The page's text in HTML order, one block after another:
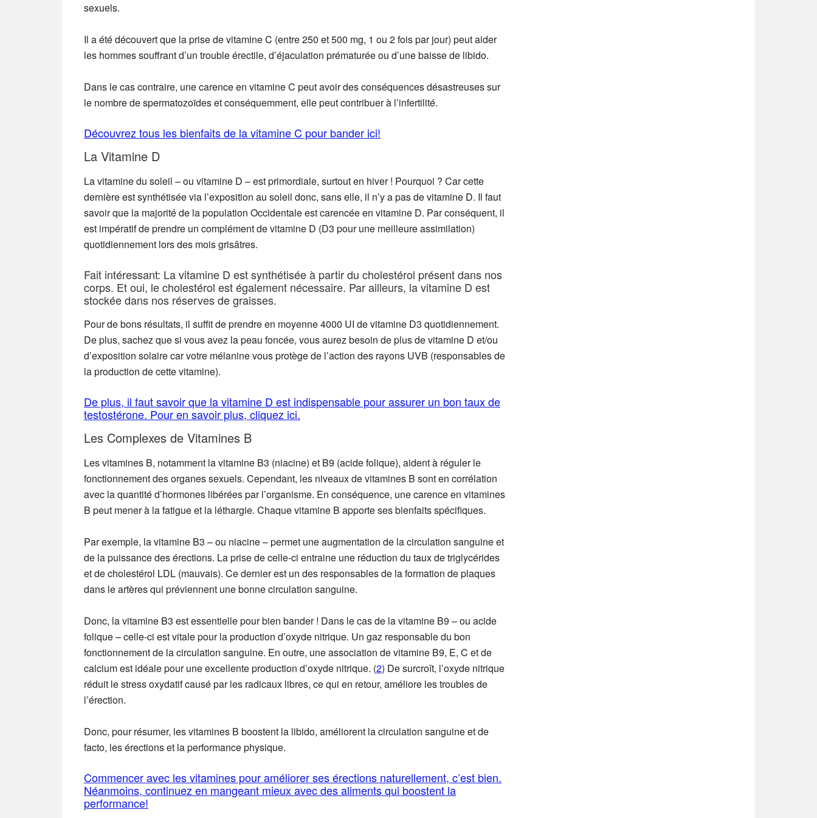
sexuels.
Il a été découvert que la prise de vitamine C (entre 250 et 500 mg, 1 ou 2 fois par jour) peut aider
les hommes souffrant d’un trouble érectile, d’éjaculation prématurée ou d’une baisse de libido.
Dans le cas contraire, une carence en vitamine C peut avoir des conséquences désastreuses sur
le nombre de spermatozoïdes et conséquemment, elle peut contribuer à l’infertilité.
Découvrez tous les bienfaits de la vitamine C pour bander ici!
La Vitamine D
La vitamine du soleil – ou vitamine D – est primordiale, surtout en hiver ! Pourquoi ? Car cette
dernière est synthétisée via l’exposition au soleil donc, sans elle, il n’y a pas de vitamine D. Il faut
savoir que la majorité de la population Occidentale est carencée en vitamine D. Par conséquent, il
est impératif de prendre un complément de vitamine D (D3 pour une meilleure assimilation)
quotidiennement lors des mois grisâtres.
Fait intéressant: La vitamine D est synthétisée à partir du cholestérol présent dans nos
corps. Et oui, le cholestérol est également nécessaire. Par ailleurs, la vitamine D est
stockée dans nos réserves de graisses.
Pour de bons résultats, il suffit de prendre en moyenne 4000 UI de vitamine D3 quotidiennement.
De plus, sachez que si vous avez la peau foncée, vous aurez besoin de plus de vitamine D et/ou
d’exposition solaire car votre mélanine vous protège de l’action des rayons UVB (responsables de
la production de cette vitamine).
De plus, il faut savoir que la vitamine D est indispensable pour assurer un bon taux de
testostérone. Pour en savoir plus, cliquez ici.
Les Complexes de Vitamines B
Les vitamines B, notamment la vitamine B3 (niacine) et B9 (acide folique), aident à réguler le
fonctionnement des organes sexuels. Cependant, les niveaux de vitamines B sont en corrélation
avec la quantité d’hormones libérées par l’organisme. En conséquence, une carence en vitamines
B peut mener à la fatigue et la léthargie. Chaque vitamine B apporte ses bienfaits spécifiques.
Par exemple, la vitamine B3 – ou niacine – permet une augmentation de la circulation sanguine et
de la puissance des érections. La prise de celle-ci entraine une réduction du taux de triglycérides
et de cholestérol LDL (mauvais). Ce dernier est un des responsables de la formation de plaques
dans le artères qui préviennent une bonne circulation sanguine.
Donc, la vitamine B3 est essentielle pour bien bander ! Dans le cas de la vitamine B9 – ou acide
folique – celle-ci est vitale pour la production d’oxyde nitrique. Un gaz responsable du bon
fonctionnement de la circulation sanguine. En outre, une association de vitamine B9, E, C et de
calcium est idéale pour une excellente production d’oxyde nitrique. (2) De surcroît, l’oxyde nitrique
réduit le stress oxydatif causé par les radicaux libres, ce qui en retour, améliore les troubles de
l’érection.
Donc, pour résumer, les vitamines B boostent la libido, améliorent la circulation sanguine et de
facto, les érections et la performance physique.
Commencer avec les vitamines pour améliorer ses érections naturellement, c’est bien.
Néanmoins, continuez en mangeant mieux avec des aliments qui boostent la
performance!